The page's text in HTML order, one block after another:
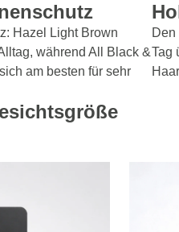
Hazel Light Brown
während All Black &
am besten für sehr
Den
Tag